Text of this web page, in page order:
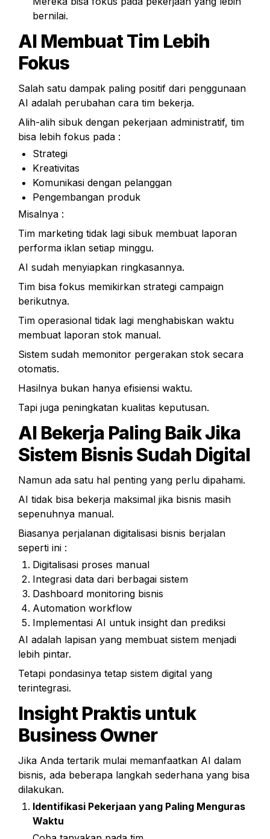
bernilai.
AI Membuat Tim Lebih
Fokus
Salah satu dampak paling positif dari penggunaan
AI adalah perubahan cara tim bekerja.
Alih-alih sibuk dengan pekerjaan administratif, tim
bisa lebih fokus pada :
Strategi
Kreativitas
Komunikasi dengan pelanggan
Pengembangan produk
Misalnya :
Tim marketing tidak lagi sibuk membuat laporan
performa iklan setiap minggu.
AI sudah menyiapkan ringkasannya.
Tim bisa fokus memikirkan strategi campaign
berikutnya.
Tim operasional tidak lagi menghabiskan waktu
membuat laporan stok manual.
Sistem sudah memonitor pergerakan stok secara
otomatis.
Hasilnya bukan hanya efisiensi waktu.
Tapi juga peningkatan kualitas keputusan.
AI Bekerja Paling Baik Jika
Sistem Bisnis Sudah Digital
Namun ada satu hal penting yang perlu dipahami.
AI tidak bisa bekerja maksimal jika bisnis masih
sepenuhnya manual.
Biasanya perjalanan digitalisasi bisnis berjalan
seperti ini :
Digitalisasi proses manual
Integrasi data dari berbagai sistem
Dashboard monitoring bisnis
Automation workflow
Implementasi AI untuk insight dan prediksi
AI adalah lapisan yang membuat sistem menjadi
lebih pintar.
Tetapi pondasinya tetap sistem digital yang
terintegrasi.
Insight Praktis untuk
Business Owner
Jika Anda tertarik mulai memanfaatkan AI dalam
bisnis, ada beberapa langkah sederhana yang bisa
dilakukan.
Identifikasi Pekerjaan yang Paling Menguras
Waktu